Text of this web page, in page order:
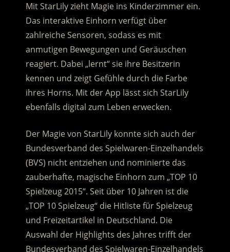
Mit StarLily zieht Magie ins Kinderzimmer ein.
Das interaktive Einhorn verfügt über
zahlreiche Sensoren, sodass es mit
anmutigen Bewegungen und Geräuschen
reagiert. Dabei „lernt“ sie ihre Besitzerin
kennen und zeigt Gefühle durch die Farbe
ihres Horns. Mit der App lässt sich StarLily
ebenfalls digital zum Leben erwecken.
Der Magie von StarLily konnte sich auch der
Bundesverband des Spielwaren-Einzelhandels
(BVS) nicht entziehen und nominierte das
zauberhafte, magische Einhorn zum „TOP 10
Spielzeug 2015“. Seit über 10 Jahren ist die
„TOP 10 Spielzeug“ die Hitliste für Spielzeug
und Freizeitartikel in Deutschland. Die
Auswahl der Highlights des Jahres trifft der
Bundesverband des Spielwaren-Einzelhandels